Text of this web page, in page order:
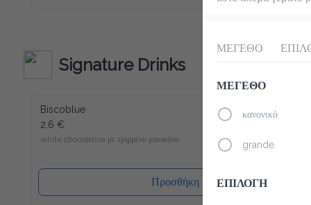
Macchiato το καινούριο σου αγαπημένο ρόφημα για να
- και αυτό ακόμα γεμάτο βιταμίνες και μέταλλα. Το Slim
Coffee περιέχει επίσης καφεΐνη.
Signature Drinks
Biscoblue
2.6 €
white chocolatina με τριμμένο μπισκότο
Προσθήκη
ΜΕΓΕΘΟ
ΜΕΓΕΘΟ
κανονικό
grande
ΕΠΙΛΟΓΗ